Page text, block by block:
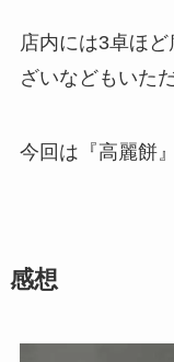
店内には3卓ほ
ざいなどもいた
今回は『高麗餅
感想